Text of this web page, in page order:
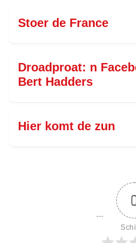
Stoer de France
Droadproat: n
Bert Hadders
Hier komt de zun